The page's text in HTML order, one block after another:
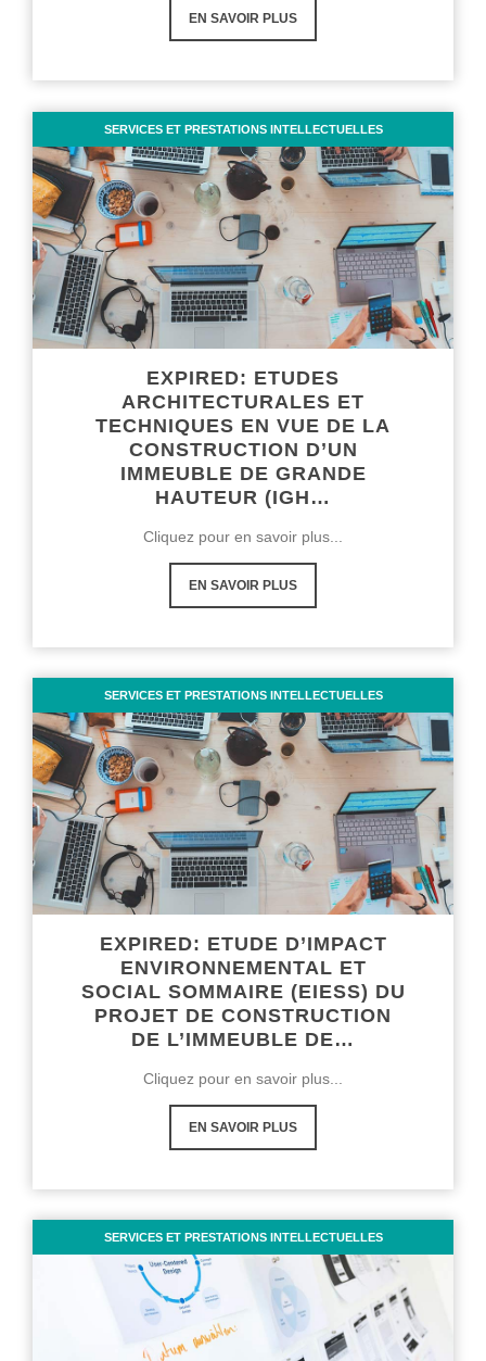
EN SAVOIR PLUS
SERVICES ET PRESTATIONS INTELLECTUELLES
EXPIRED: ETUDES
ARCHITECTURALES ET
TECHNIQUES EN VUE DE LA
CONSTRUCTION D’UN
IMMEUBLE DE GRANDE
HAUTEUR (IGH…
Cliquez pour en savoir plus...
EN SAVOIR PLUS
SERVICES ET PRESTATIONS INTELLECTUELLES
EXPIRED: ETUDE D’IMPACT
ENVIRONNEMENTAL ET
SOCIAL SOMMAIRE (EIESS) DU
PROJET DE CONSTRUCTION
DE L’IMMEUBLE DE…
Cliquez pour en savoir plus...
EN SAVOIR PLUS
SERVICES ET PRESTATIONS INTELLECTUELLES